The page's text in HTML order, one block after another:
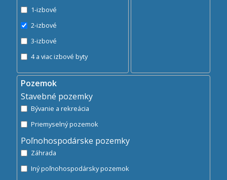
1-izbové
2-izbové
3-izbové
4 a viac izbové byty
Pozemok
Stavebné pozemky
Bývanie a rekreácia
Priemyselný pozemok
Poľnohospodárske pozemky
Záhrada
Iný poľnohospodársky pozemok